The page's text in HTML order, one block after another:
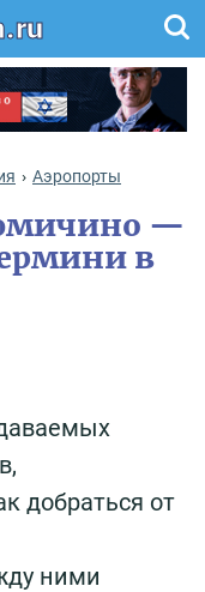
Аэропорты
—
в
добраться от
ними